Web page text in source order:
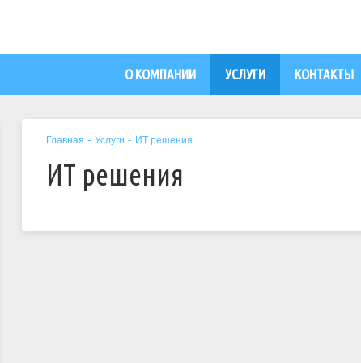
О КОМПАНИИ УСЛУГИ КОНТАКТЫ
Главная -Услуги - ИТ решения
ИТ решения